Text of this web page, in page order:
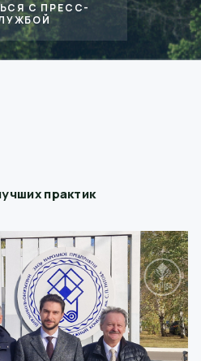
С ПРЕСС-
практик